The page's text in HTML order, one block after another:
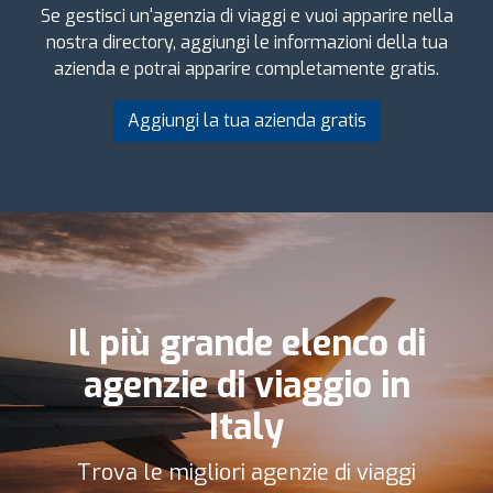
Se gestisci un'agenzia di viaggi e vuoi apparire nella
nostra directory, aggiungi le informazioni della tua
azienda e potrai apparire completamente gratis.
Aggiungi la tua azienda gratis
Il più grande elenco di
agenzie di viaggio in
Italy
Trova le migliori agenzie di viaggi